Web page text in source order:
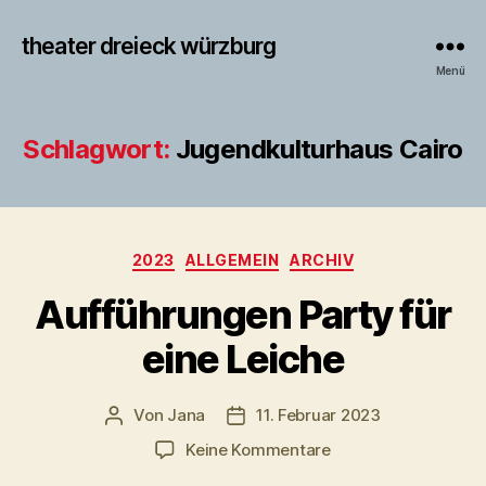
theater dreieck würzburg
Menü
Schlagwort: Jugendkulturhaus Cairo
Kategorien
2023 ALLGEMEIN ARCHIV
Aufführungen Party für
eine Leiche
Beitragsautor
Von Jana Veröffentlichungsdatum
11. Februar 2023
Keine Kommentarezu